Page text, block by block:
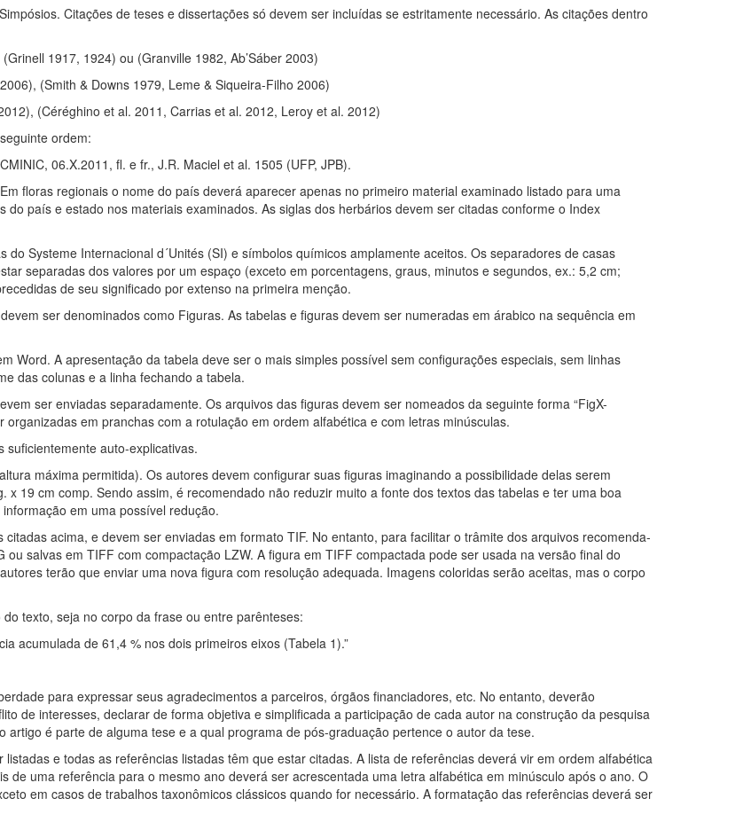
Citações de teses e dissertações só devem ser incluídas se estritamente necessário. As citações dentro
1917, 1924) ou (Granville 1982, Ab’Sáber 2003)
(Smith & Downs 1979, Leme & Siqueira-Filho 2006)
(Céréghino et al. 2011, Carrias et al. 2012, Leroy et al. 2012)
ordem:
06.X.2011, fl. e fr., J.R. Maciel et al. 1505 (UFP, JPB).
floras regionais o nome do país deverá aparecer apenas no primeiro material examinado listado para uma
país e estado nos materiais examinados. As siglas dos herbários devem ser citadas conforme o Index
Systeme Internacional d´Unités (SI) e símbolos químicos amplamente aceitos. Os separadores de casas
separadas dos valores por um espaço (exceto em porcentagens, graus, minutos e segundos, ex.: 5,2 cm;
de seu significado por extenso na primeira menção.
ser denominados como Figuras. As tabelas e figuras devem ser numeradas em árabico na sequência em
Word. A apresentação da tabela deve ser o mais simples possível sem configurações especiais, sem linhas
das colunas e a linha fechando a tabela.
ser enviadas separadamente. Os arquivos das figuras devem ser nomeados da seguinte forma “FigX-
em pranchas com a rotulação em ordem alfabética e com letras minúsculas.
auto-explicativas.
máxima permitida). Os autores devem configurar suas figuras imaginando a possibilidade delas serem
19 cm comp. Sendo assim, é recomendado não reduzir muito a fonte dos textos das tabelas e ter uma boa
em uma possível redução.
acima, e devem ser enviadas em formato TIF. No entanto, para facilitar o trâmite dos arquivos recomenda-
salvas em TIFF com compactação LZW. A figura em TIFF compactada pode ser usada na versão final do
terão que enviar uma nova figura com resolução adequada. Imagens coloridas serão aceitas, mas o corpo
texto, seja no corpo da frase ou entre parênteses:
acumulada de 61,4 % nos dois primeiros eixos (Tabela 1).”
para expressar seus agradecimentos a parceiros, órgãos financiadores, etc. No entanto, deverão
de interesses, declarar de forma objetiva e simplificada a participação de cada autor na construção da pesquisa
é parte de alguma tese e a qual programa de pós-graduação pertence o autor da tese.
e todas as referências listadas têm que estar citadas. A lista de referências deverá vir em ordem alfabética
de uma referência para o mesmo ano deverá ser acrescentada uma letra alfabética em minúsculo após o ano. O
em casos de trabalhos taxonômicos clássicos quando for necessário. A formatação das referências deverá ser